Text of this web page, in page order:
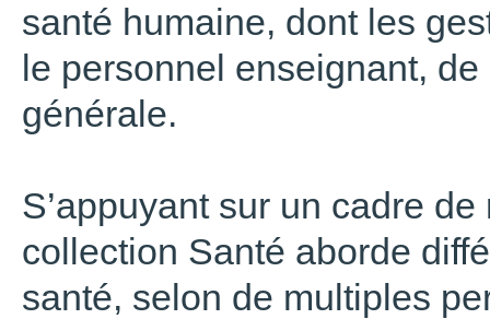
santé humaine, dont les
le personnel enseignant,
générale.
S’appuyant sur un cadre
collection Santé aborde
santé, selon de multiples